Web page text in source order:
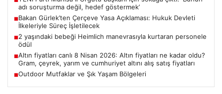
adı soruşturma değil, hedef göstermek’
■Bakan Gürlek’ten Çerçeve Yasa Açıklaması: Hukuk Devleti
İlkeleriyle Süreç İşletilecek
■2 yaşındaki bebeği Heimlich manevrasıyla kurtaran personele
ödül
■Altın fiyatları canlı 8 Nisan 2026: Altın fiyatları ne kadar oldu?
Gram, çeyrek, yarım ve cumhuriyet altını alış satış fiyatları
■Outdoor Mutfaklar ve Şık Yaşam Bölgeleri